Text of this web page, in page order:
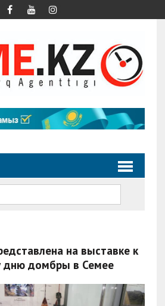
на выставке к
дню домбры в Семее